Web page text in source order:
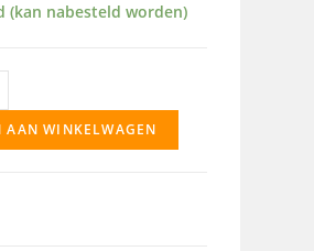
(kan nabesteld worden)
AAN WINKELWAGEN